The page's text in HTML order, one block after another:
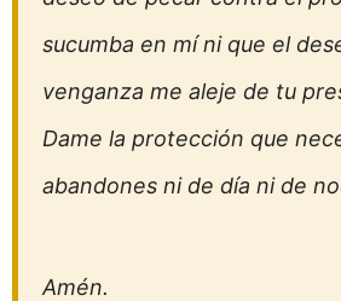
sucumba en mí ni que el
venganza me aleje de tu
Dame la protección que
abandones ni de día ni de
Amén.